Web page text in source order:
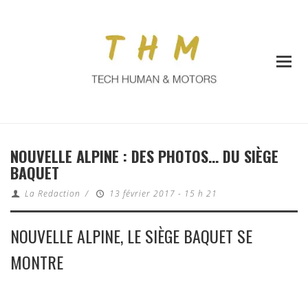
NOUVELLE ALPINE : DES PHOTOS… DU SIÈGE
BAQUET
La Redaction / 13 février 2017 - 15 h 21
NOUVELLE ALPINE, LE SIÈGE BAQUET SE
MONTRE